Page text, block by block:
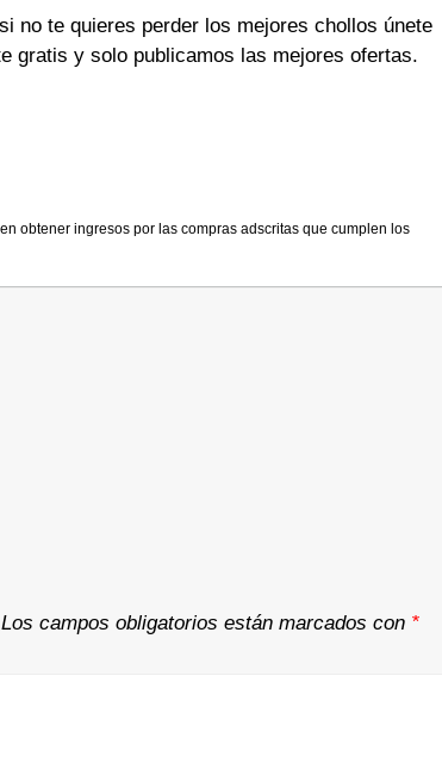
no te quieres perder los mejores chollos únete
gratis y solo publicamos las mejores ofertas.
obtener ingresos por las compras adscritas que cumplen los
Los campos obligatorios están marcados con *